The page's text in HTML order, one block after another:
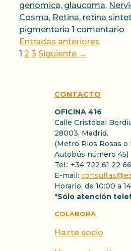
genomica, glaucoma,
Cosma, Retina, retina
pigmentaria 1 comentario
Entradas anteriores
Página
1 Página
2 Página
3 Siguiente →
CONTACTO
OFICINA 416
Calle Cristóbal
28003, Madrid.
(Metro Rios Rosas
Autobús número 45)
Tel.: +34 722 61 22 66
E-mail:
Horario: de 10:00 a
*Sólo atención
COLABORA
Hazte socio